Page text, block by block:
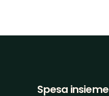
Spesa insieme